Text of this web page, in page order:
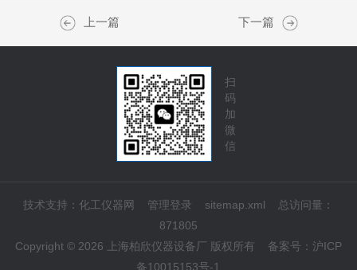
上一篇 下一篇
扫
码
加
微
信
技术支持： 化工仪器网 管理登录 sitemap.xml
总访问量：
871805
Copyright © 2026 上海柏欣仪器设备厂 版权所有 备案号： 沪ICP
备10015153号-1